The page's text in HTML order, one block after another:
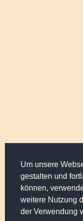
Um unsere
gestalten und
können,
weitere Nutzung
der Verwendung